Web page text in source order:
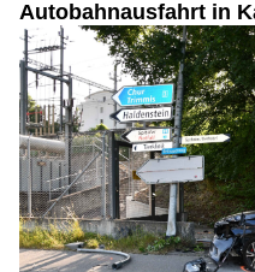
Autobahnausfahrt in